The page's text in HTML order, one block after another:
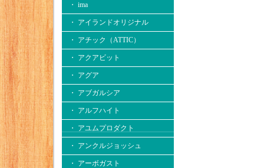
・ ima
・ アイランドオリジナル
・ アチック（ATTIC）
・ アクアビット
・ アグア
・ アブガルシア
・ アルフハイト
・ アユムプロダクト
・ アンクルジョッシュ
・ アーボガスト